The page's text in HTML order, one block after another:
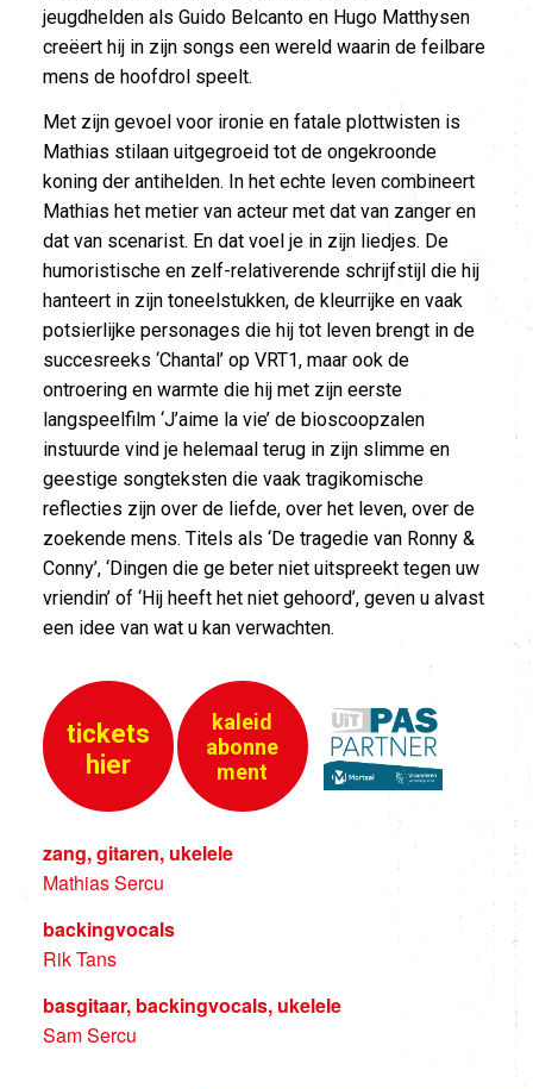
zang, gitaren, ukelele
Mathias Sercu
backingvocals
Rik Tans
basgitaar, backingvocals, ukelele
Sam Sercu
jeugdhelden als Guido Belcanto en Hugo Matthysen
creëert hij in zijn songs een wereld waarin de feilbare
mens de hoofdrol speelt.
Met zijn gevoel voor ironie en fatale plottwisten is
Mathias stilaan uitgegroeid tot de ongekroonde
koning der antihelden. In het echte leven combineert
Mathias het metier van acteur met dat van zanger en
dat van scenarist. En dat voel je in zijn liedjes. De
humoristische en zelf-relativerende schrijfstijl die hij
hanteert in zijn toneelstukken, de kleurrijke en vaak
potsierlijke personages die hij tot leven brengt in de
succesreeks ‘Chantal’ op VRT1, maar ook de
ontroering en warmte die hij met zijn eerste
langspeelfilm ‘J’aime la vie’ de bioscoopzalen
instuurde vind je helemaal terug in zijn slimme en
geestige songteksten die vaak tragikomische
reflecties zijn over de liefde, over het leven, over de
zoekende mens. Titels als ‘De tragedie van Ronny &
Conny’, ‘Dingen die ge beter niet uitspreekt tegen uw
vriendin’ of ‘Hij heeft het niet gehoord’, geven u alvast
een idee van wat u kan verwachten.
tickets
hier
kaleid
abonne
ment